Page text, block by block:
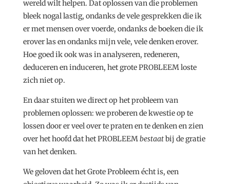
wereld wilt helpen. Dat oplossen van die problemen
bleek nogal lastig, ondanks de vele gesprekken die ik
er met mensen over voerde, ondanks de boeken die ik
erover las en ondanks mijn vele, vele denken erover.
Hoe goed ik ook was in analyseren, redeneren,
deduceren en induceren, het grote PROBLEEM loste
zich niet op.
En daar stuiten we direct op het probleem van
problemen oplossen: we proberen de kwestie op te
lossen door er veel over te praten en te denken en zien
over het hoofd dat het PROBLEEMbestaatbij de gratie
van het denken.
We geloven dat het Grote Probleem écht is, een